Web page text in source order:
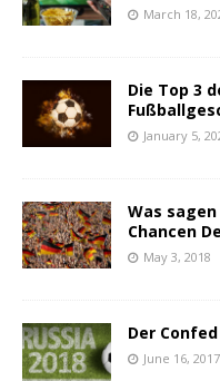
March 18,
Die Top 3
January 5,
Was
Chancen
May 3, 2018
Der
June 16, 2017